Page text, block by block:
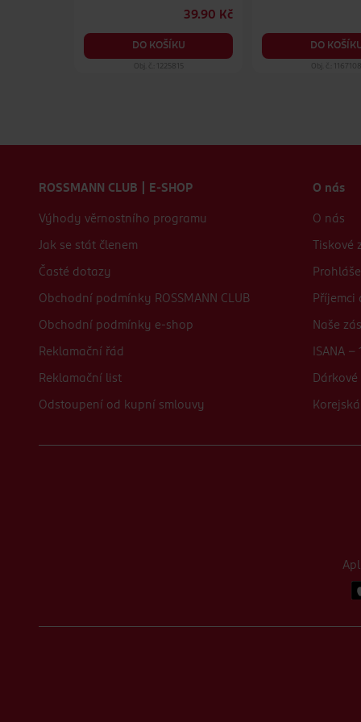
39.90 Kč
DO KOŠÍKU
Obj. č.: 1225815
DO
Obj. č.: 1167108
ROSSMANN CLUB | E-SHOP
Výhody věrnostního programu
Jak se stát členem
Časté dotazy
Obchodní podmínky ROSSMANN CLUB
Obchodní podmínky e-shop
Reklamační řád
Reklamační list
Odstoupení od kupní smlouvy
O nás
O nás
Tiskové
Příjemci
Naše
ISANA